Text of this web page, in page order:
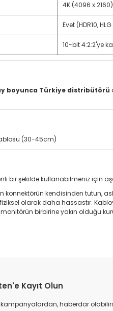
4K (4096 x
Evet (HDR10,
10-bit 4:2:2'ye
boyunca Türkiye distribütörü
(30-45cm)
bir şekilde kullanabilmeniz için
konnektörün kendisinden tutun,
fiziksel olarak daha hassastır.
birbirine yakın olduğu
Kayıt Olun
kampanyalardan, haberdar